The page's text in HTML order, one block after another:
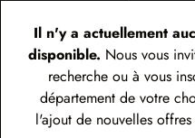
Il n'y a actuellement
disponible. Nous vous
recherche ou à vous
département de votre
l'ajout de nouvelles